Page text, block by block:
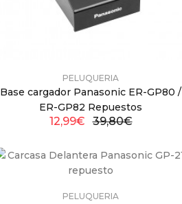
PELUQUERIA
Base cargador Panasonic ER-GP80 /
ER-GP82 Repuestos
12,99€ 39,80€
PELUQUERIA